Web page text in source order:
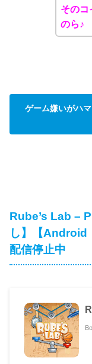
そのコ
のら♪
ゲーム嫌いがハ
Rube’s Lab –
し】【
配信停止中